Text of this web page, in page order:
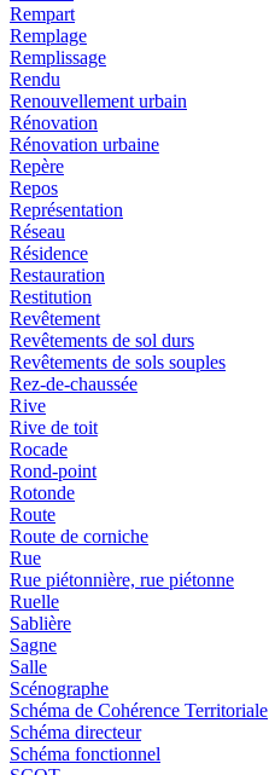
Rempart
Remplage
Remplissage
Rendu
Renouvellement urbain
Rénovation
Rénovation urbaine
Repère
Repos
Représentation
Réseau
Résidence
Restauration
Restitution
Revêtement
Revêtements de sol durs
Revêtements de sols souples
Rez-de-chaussée
Rive
Rive de toit
Rocade
Rond-point
Rotonde
Route
Route de corniche
Rue
Rue piétonnière, rue piétonne
Ruelle
Sablière
Sagne
Salle
Scénographe
Schéma de Cohérence Territoriale
Schéma directeur
Schéma fonctionnel